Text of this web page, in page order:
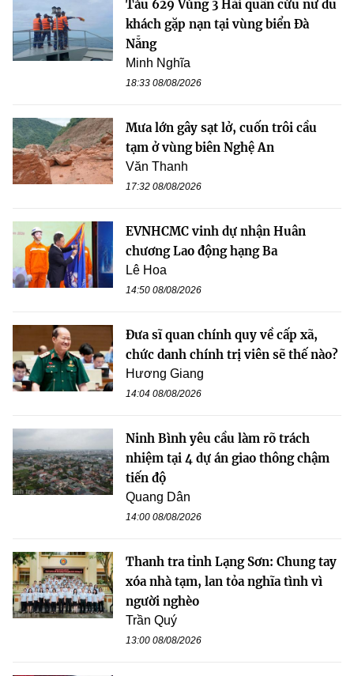
Tàu 629 Vùng 3 Hải quân cứu nữ du
khách gặp nạn tại vùng biển Đà
Nẵng
Minh Nghĩa
18:33 08/08/2026
Mưa lớn gây sạt lở, cuốn trôi cầu
tạm ở vùng biên Nghệ An
Văn Thanh
17:32 08/08/2026
EVNHCMC vinh dự nhận Huân
chương Lao động hạng Ba
Lê Hoa
14:50 08/08/2026
Đưa sĩ quan chính quy về cấp xã,
chức danh chính trị viên sẽ thế nào?
Hương Giang
14:04 08/08/2026
Ninh Bình yêu cầu làm rõ trách
nhiệm tại 4 dự án giao thông chậm
tiến độ
Quang Dân
14:00 08/08/2026
Thanh tra tỉnh Lạng Sơn: Chung tay
xóa nhà tạm, lan tỏa nghĩa tình vì
người nghèo
Trần Quý
13:00 08/08/2026